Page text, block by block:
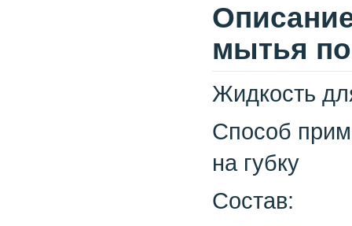
мытья
Жидкость
Способ
на губку
Состав: